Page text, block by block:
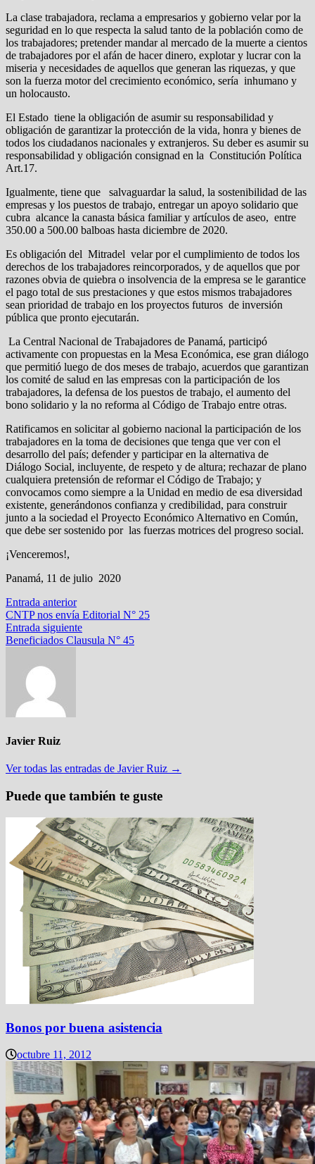
La clase trabajadora, reclama a empresarios y gobierno velar por la
seguridad en lo que respecta la salud tanto de la población como de
los trabajadores; pretender mandar al mercado de la muerte a cientos
de trabajadores por el afán de hacer dinero, explotar y lucrar con la
miseria y necesidades de aquellos que generan las riquezas, y que
son la fuerza motor del crecimiento económico, sería inhumano y
un holocausto.
El Estado tiene la obligación de asumir su responsabilidad y
obligación de garantizar la protección de la vida, honra y bienes de
todos los ciudadanos nacionales y extranjeros. Su deber es asumir su
responsabilidad y obligación consignad en la Constitución Política
Art.17.
Igualmente, tiene que salvaguardar la salud, la sostenibilidad de las
empresas y los puestos de trabajo, entregar un apoyo solidario que
cubra alcance la canasta básica familiar y artículos de aseo, entre
350.00 a 500.00 balboas hasta diciembre de 2020.
Es obligación del Mitradel velar por el cumplimiento de todos los
derechos de los trabajadores reincorporados, y de aquellos que por
razones obvia de quiebra o insolvencia de la empresa se le garantice
el pago total de sus prestaciones y que estos mismos trabajadores
sean prioridad de trabajo en los proyectos futuros de inversión
pública que pronto ejecutarán.
La Central Nacional de Trabajadores de Panamá, participó
activamente con propuestas en la Mesa Económica, ese gran diálogo
que permitió luego de dos meses de trabajo, acuerdos que garantizan
los comité de salud en las empresas con la participación de los
trabajadores, la defensa de los puestos de trabajo, el aumento del
bono solidario y la no reforma al Código de Trabajo entre otras.
Ratificamos en solicitar al gobierno nacional la participación de los
trabajadores en la toma de decisiones que tenga que ver con el
desarrollo del país; defender y participar en la alternativa de
Diálogo Social, incluyente, de respeto y de altura; rechazar de plano
cualquiera pretensión de reformar el Código de Trabajo; y
convocamos como siempre a la Unidad en medio de esa diversidad
existente, generándonos confianza y credibilidad, para construir
junto a la sociedad el Proyecto Económico Alternativo en Común,
que debe ser sostenido por las fuerzas motrices del progreso social.
¡Venceremos!,
Panamá, 11 de julio 2020
Navegación
de
entradas
Entrada anteriorEntrada
anterior:
CNTP nos envía Editorial N° 25
Entrada siguienteEntrada
siguiente:
Beneficiados Clausula N° 45
Javier Ruiz
Ver todas las entradas de Javier Ruiz →
Puede que también te guste
Bonos por buena asistencia
octubre 11, 2012